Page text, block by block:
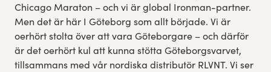
Chicago Maraton – och vi är global Ironman-partner.
Men det är här I Göteborg som allt började. Vi är
oerhört stolta över att vara Göteborgare – och därför
är det oerhört kul att kunna stötta Göteborgsvarvet,
tillsammans med vår nordiska distributör RLVNT. Vi ser